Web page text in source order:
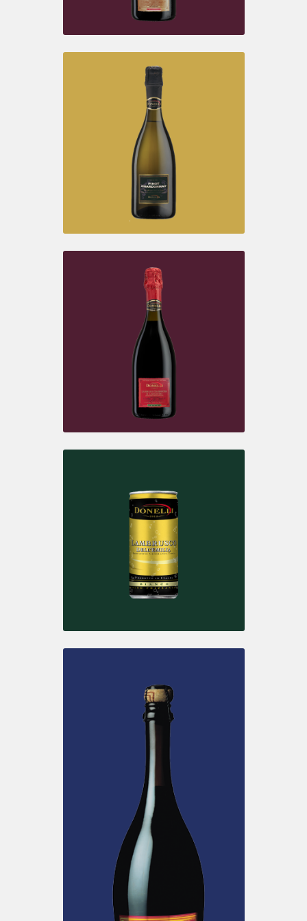
LAMBRUSCO D.O.C.
Grasparossa di Castelvetro Amabile
Spumante Extra Dry
LAMBRUSCO D.O.C.
Grasparossa di Castelvetro Secco
LATTINA
Bianco I.G.T.